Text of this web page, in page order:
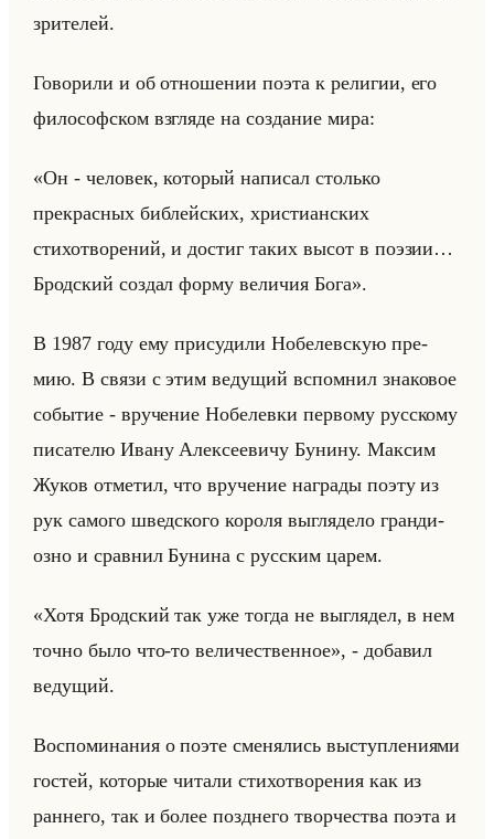
зри­те­лей.
Го­во­ри­ли и об от­но­ше­нии поэта к ре­ли­гии, его
фи­ло­соф­ском взгля­де на со­зда­ние мира:
«Он - человек, который написал столько
прекрасных библейских, христианских
стихотворений, и достиг таких высот в поэзии…
Бродский создал форму величия Бога».
В 1987 году ему при­су­ди­ли Но­бе­лев­скую пре­
мию. В связи с этим ве­ду­щий вспом­нил зна­ко­вое
со­бы­тие - вру­че­ние Но­бе­лев­ки пер­во­му рус­ско­му
пи­са­те­лю Ивану Алек­се­еви­чу Бу­ни­ну. Мак­сим
Жуков от­ме­тил, что вру­че­ние на­гра­ды поэту из
рук са­мо­го швед­ско­го ко­ро­ля вы­гля­де­ло гран­ди­
оз­но и срав­нил Бу­ни­на с рус­ским царем.
«Хотя Бродский так уже тогда не выглядел, в нем
точно было что-то величественное», - до­ба­вил
ве­ду­щий.
Вос­по­ми­на­ния о поэте сме­ня­лись вы­ступ­ле­ни­ями
го­стей, ко­то­рые чи­та­ли сти­хо­тво­ре­ния как из
ран­не­го, так и более позд­не­го твор­че­ства поэта и